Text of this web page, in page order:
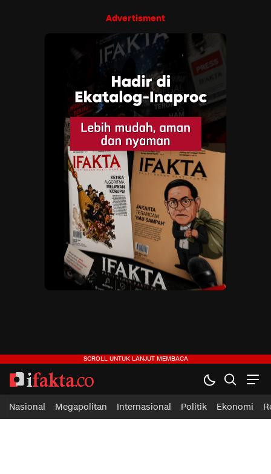
Advertisment
ifakta.co
#pastibenar
Nasional Megapolitan Internasional Politik Ekonomi